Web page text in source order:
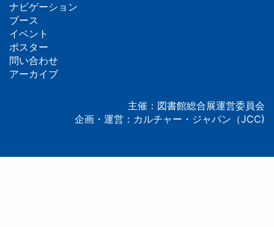
フ
ッ
タ
ナビゲーション
ブース
イベント
ポスター
問い合わせ
アーカイブ
主催：図書館総合展運営委員会
企画・運営：カルチャー・ジャパン（JCC)